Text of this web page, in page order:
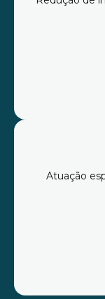
Atuação